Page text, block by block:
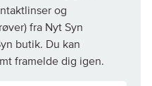
og
fra Nyt Syn
butik. Du kan
framelde dig igen.